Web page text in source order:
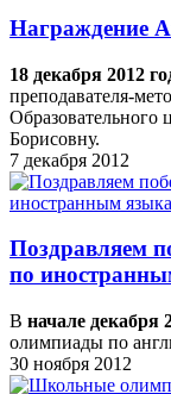
Награждение
18 декабря 2012
преподавателя-
Борисовну.
7 декабря 2012
Поздравляем
по
В начале декабря
олимпиады по
30 ноября 2012